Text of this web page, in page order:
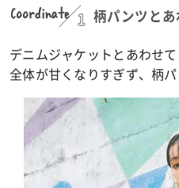
Coordinate 1 柄パンツと
デニムジャケットとあわせ
全体が甘くなりすぎず、柄